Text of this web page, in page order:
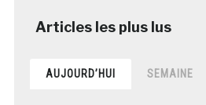
AUJOURD’HUI SEMAINE